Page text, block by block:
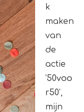
k
maken
van
de
actie
’50voo
r50’,
mijn